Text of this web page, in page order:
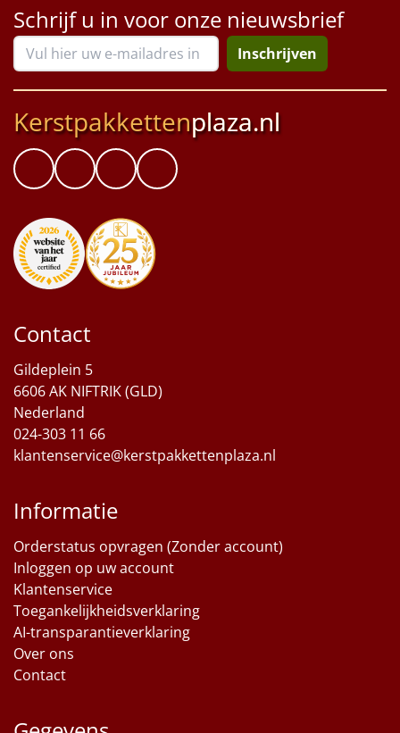
Schrijf u in voor onze nieuwsbrief
Inschrijven
Kerstpakkettenplaza.nl
Contact
Gildeplein 5
6606 AK NIFTRIK (GLD)
Nederland
024-303 11 66
klantenservice@kerstpakkettenplaza.nl
Informatie
Orderstatus opvragen (Zonder account)
Inloggen op uw account
Klantenservice
Toegankelijkheidsverklaring
AI-transparantieverklaring
Over ons
Contact